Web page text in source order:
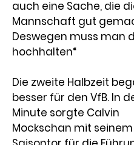
auch eine Sache, die
Mannschaft gut
Deswegen muss man
hochhalten“
Die zweite Halbzeit
besser für den VfB. In
Minute sorgte Calvin
Mockschan mit seinem